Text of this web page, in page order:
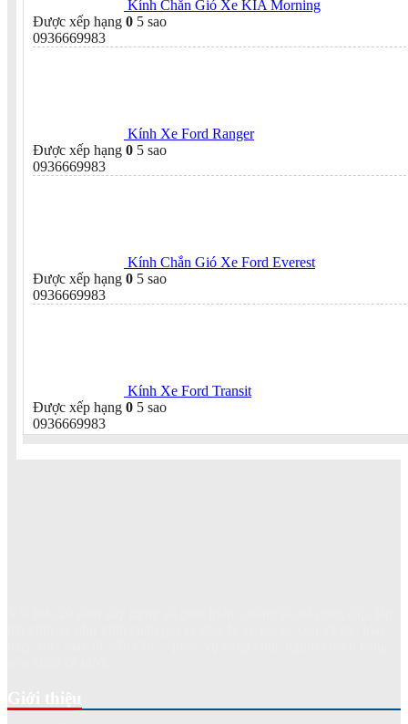
Kính Chắn Gió Xe KIA Morning
Được xếp hạng 0 5 sao
0936669983
Kính Xe Ford Ranger
Được xếp hạng 0 5 sao
0936669983
Kính Chắn Gió Xe Ford Everest
Được xếp hạng 0 5 sao
0936669983
Kính Xe Ford Transit
Được xếp hạng 0 5 sao
0936669983